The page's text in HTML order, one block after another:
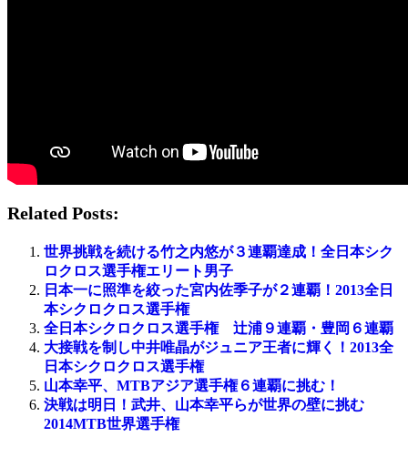
Related Posts:
世界挑戦を続ける竹之内悠が３連覇達成！全日本シク
ロクロス選手権エリート男子
日本一に照準を絞った宮内佐季子が２連覇！2013全日
本シクロクロス選手権
全日本シクロクロス選手権 辻浦９連覇・豊岡６連覇
大接戦を制し中井唯晶がジュニア王者に輝く！2013全
日本シクロクロス選手権
山本幸平、MTBアジア選手権６連覇に挑む！
決戦は明日！武井、山本幸平らが世界の壁に挑む
2014MTB世界選手権